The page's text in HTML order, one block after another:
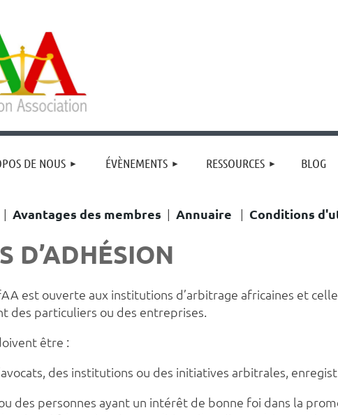
DE NOUS ÉVÈNEMENTS RESSOURCES BLOG
| Avantages des membres | Annuaire | Conditions
D’ADHÉSION
est ouverte aux institutions d’arbitrage africaines et
des particuliers ou des entreprises.
être :
des institutions ou des initiatives arbitrales,
des personnes ayant un intérêt de bonne foi dans la